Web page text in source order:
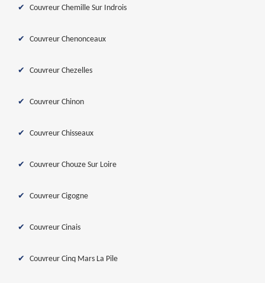
Couvreur Chemille Sur Indrois
Couvreur Chenonceaux
Couvreur Chezelles
Couvreur Chinon
Couvreur Chisseaux
Couvreur Chouze Sur Loire
Couvreur Cigogne
Couvreur Cinais
Couvreur Cinq Mars La Pile